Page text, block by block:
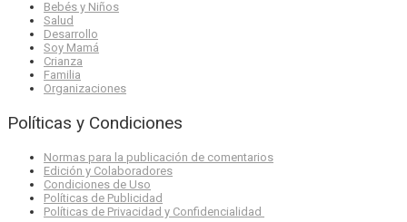
Bebés y Niños
Salud
Desarrollo
Soy Mamá
Crianza
Familia
Organizaciones
Políticas y Condiciones
Normas para la publicación de comentarios
Edición y Colaboradores
Condiciones de Uso
Políticas de Publicidad
Políticas de Privacidad y Confidencialidad